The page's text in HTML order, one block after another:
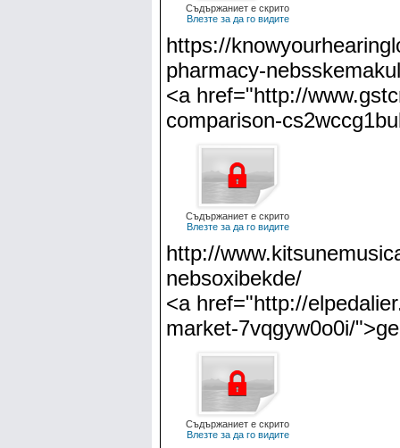
Съдържаниет е скрито
Влезте за да го видите
https://
pharmacy-
<a href="http://
comparison-
Съдържаниет е скрито
Влезте за да го видите
http://
nebsoxibekde/
<a href="http://
market-7vqgyw0o0i/
Съдържаниет е скрито
Влезте за да го видите